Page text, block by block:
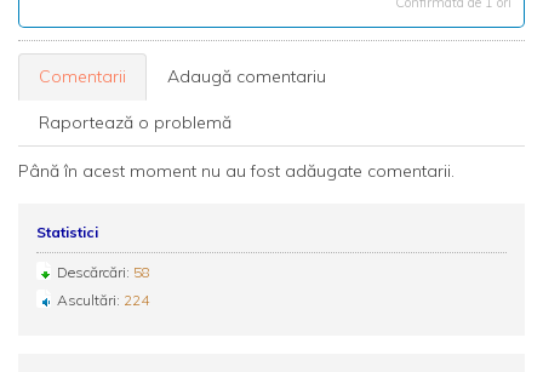
Comentarii Adaugă comentariu
Raportează o problemă
Până în acest moment nu au fost adăugate comentarii.
Statistici
Descărcări: 58
Ascultări: 224